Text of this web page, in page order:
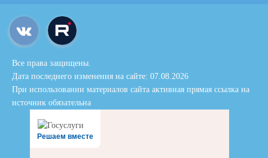
Все права защищены.
Дата последнего изменения на сайте: 07.08.2026
При использовании материалов сайта активная прямая ссылка на
источник обязательна
Решаем вместе